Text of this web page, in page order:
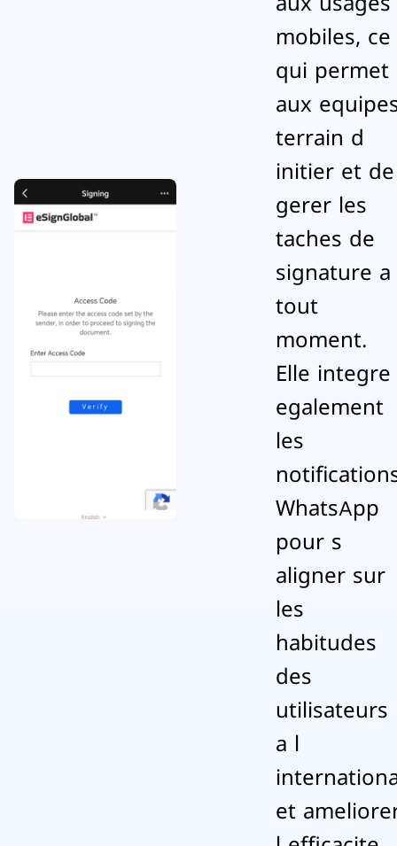
mobiles, ce
qui permet
aux
terrain d
initier et de
gerer les
taches de
signature a
tout
moment.
Elle integre
egalement
les
WhatsApp
pour s
aligner sur
les
habitudes
des
utilisateurs
a l
et